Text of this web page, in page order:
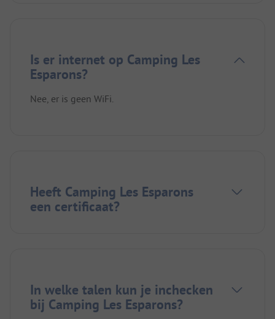
Is er internet op Camping Les
Esparons?
Nee, er is geen WiFi.
Heeft Camping Les Esparons
een certificaat?
In welke talen kun je inchecken
bij Camping Les Esparons?